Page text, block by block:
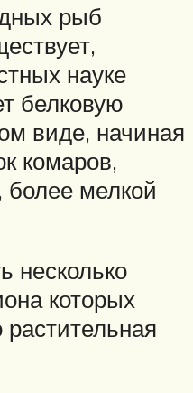
рыб
науке
белковую
виде, начиная
комаров,
более мелкой
несколько
которых